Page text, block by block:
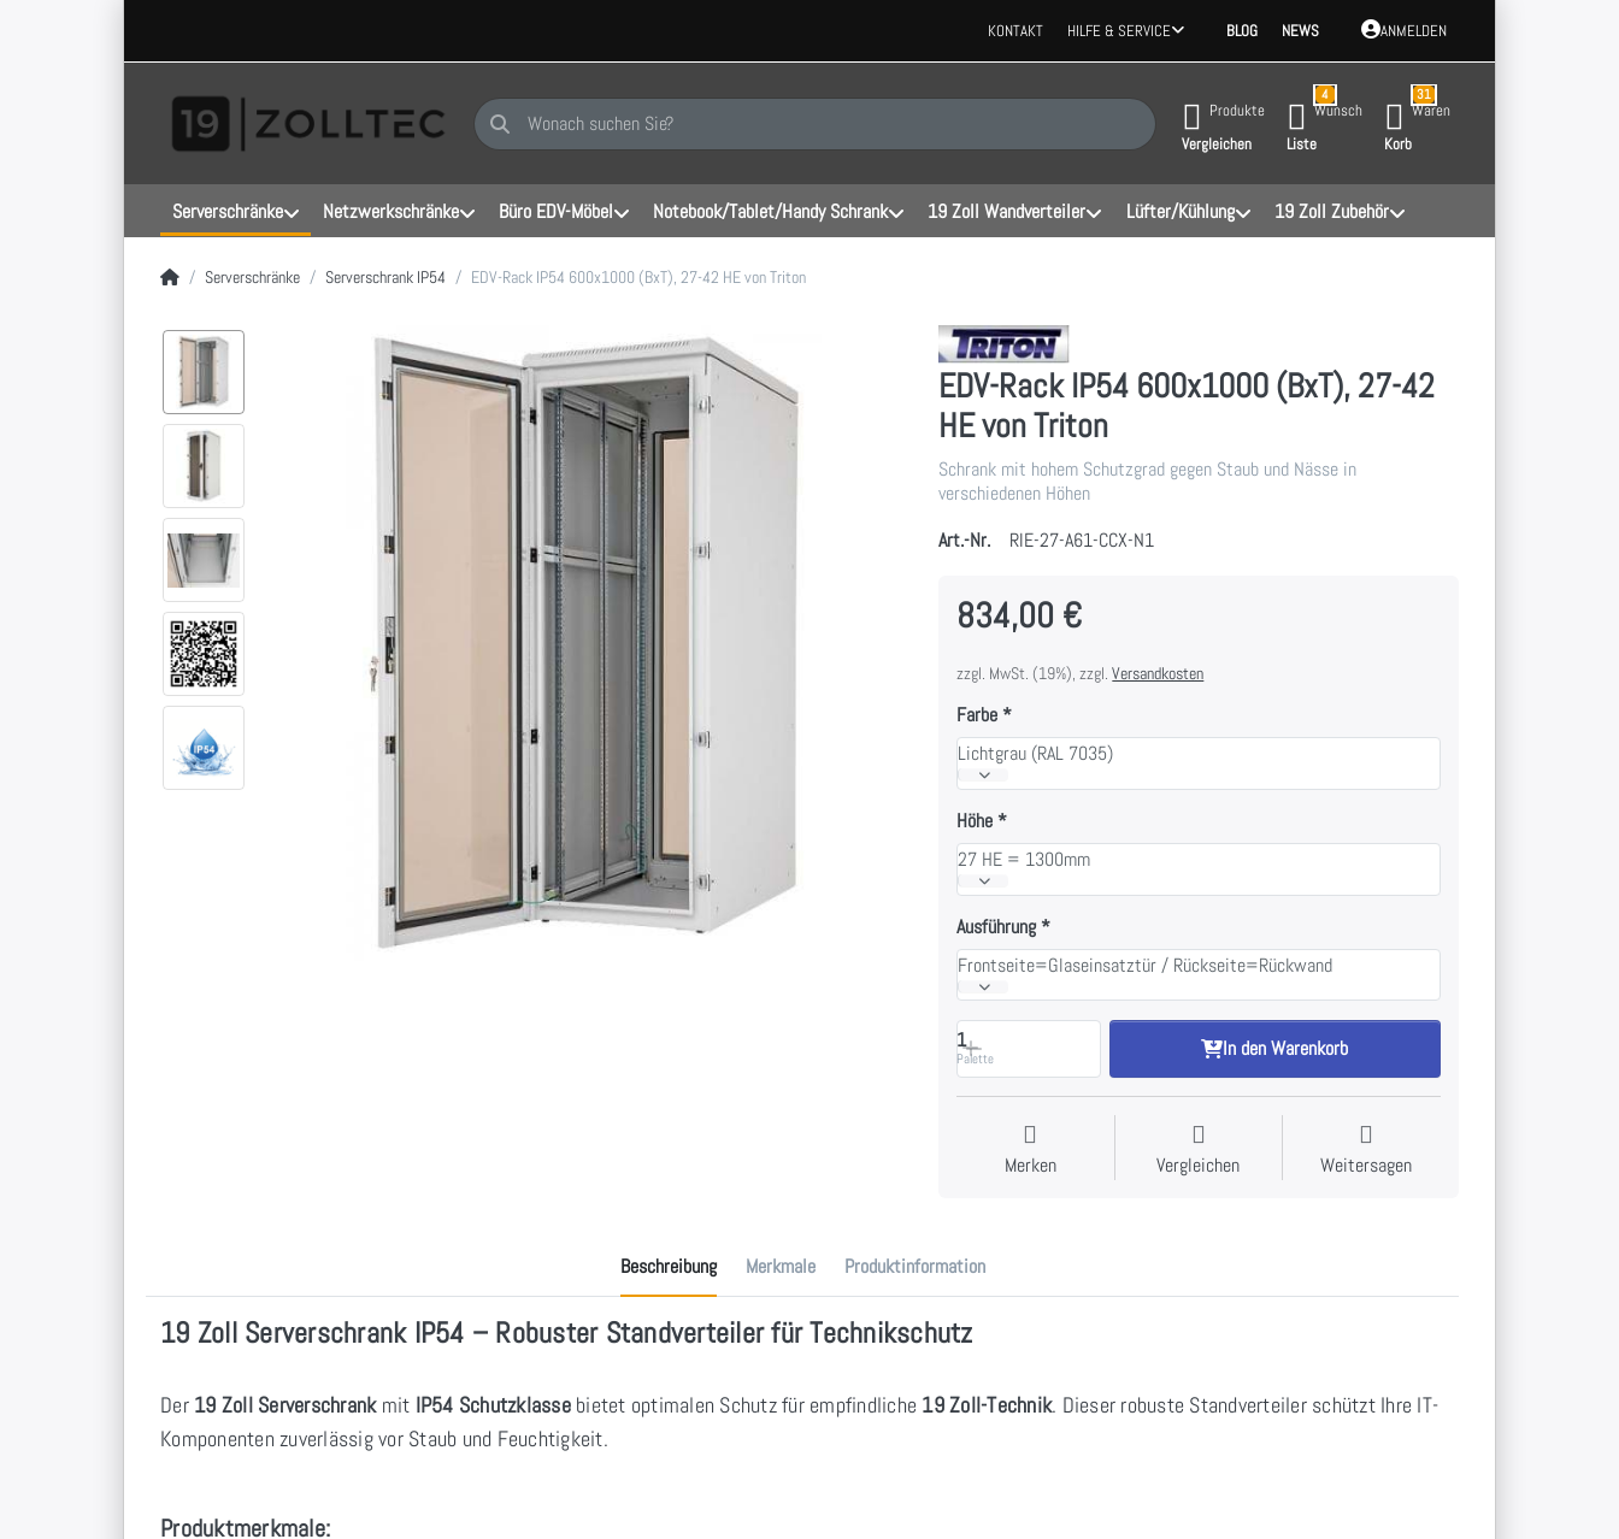
KONTAKT HILFE & SERVICE BLOG NEWS ANMELDEN
Geben Sie einen Suchbegriff ein. Während Sie tippen, erscheinen automatisch erste Ergebnisse. Drücken Sie die Eingabetaste, um alle Ergebnisse aufzurufen.
Produkte
Vergleichen
4
Wunsch
Liste
31
Waren
Korb
Serverschränke Netzwerkschränke Büro EDV-Möbel Notebook/Tablet/Handy Schrank 19 Zoll Wandverteiler Lüfter/Kühlung 19 Zoll Zubehör
Startseite
Serverschränke Serverschrank IP54 EDV-Rack IP54 600x1000 (BxT), 27-42 HE von Triton
EDV-Rack IP54 600x1000 (BxT), 27-42
HE von Triton
Schrank mit hohem Schutzgrad gegen Staub und Nässe in
verschiedenen Höhen
Art.-Nr.
RIE-27-A61-CCX-N1
834,00 €
zzgl. MwSt. (19%), zzgl.Versandkosten
Farbe
Lichtgrau (RAL 7035)
Höhe
27 HE = 1300mm
Ausführung
Frontseite=Glaseinsatztür / Rückseite=Rückwand
1
Palette In den Warenkorb
Merken Vergleichen Weitersagen
Beschreibung Merkmale Produktinformation
19 Zoll Serverschrank IP54 – Robuster Standverteiler für Technikschutz
Der 19 Zoll Serverschrankmit IP54 Schutzklassebietet optimalen Schutz für empfindliche 19 Zoll-Technik. Dieser robuste Standverteiler schützt Ihre IT-
Komponenten zuverlässig vor Staub und Feuchtigkeit.
Produktmerkmale: